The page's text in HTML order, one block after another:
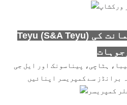
Teyu (S&A Teyu) چلر کے معیار کی ضمانت کی
ہٹاچی، پیناسونک اور ایل جی
برانڈز سے کمپریسر اپنائیں